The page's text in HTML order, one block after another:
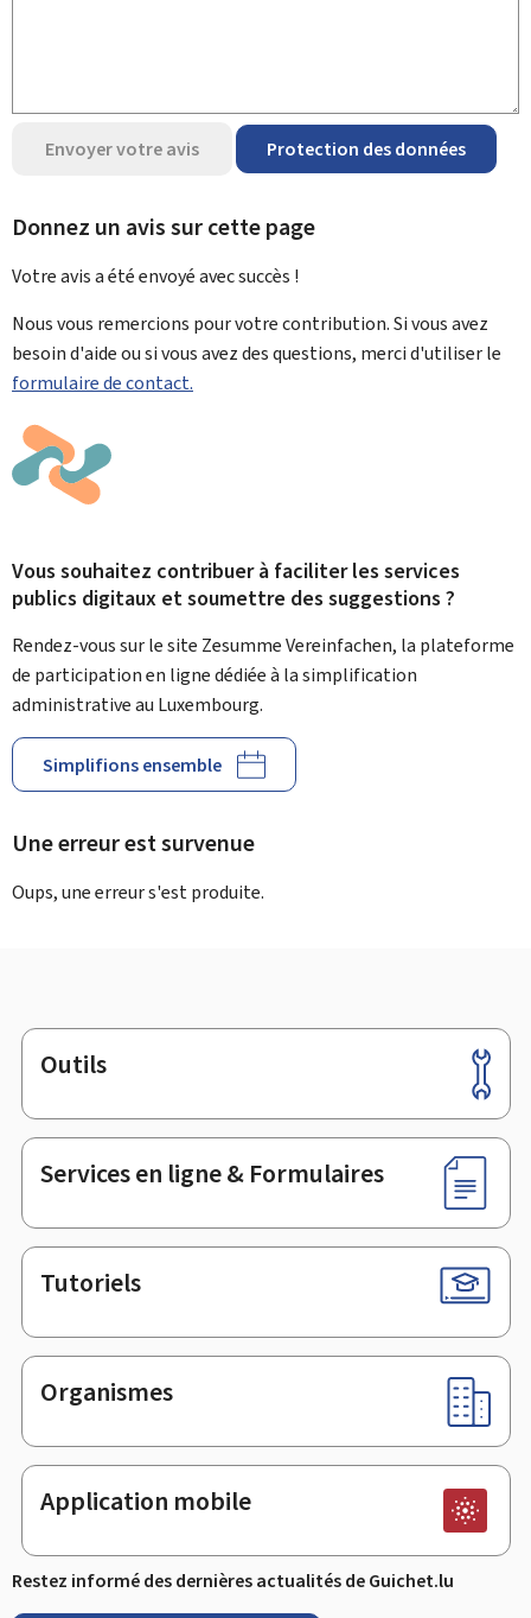
Envoyer votre avis Protection des données
Donnez un avis sur cette page
Votre avis a été envoyé avecsuccès !
Nous vous remercions pour votre contribution. Si vous avez
besoin d'aide ou si vous avez des questions, merci d'utiliser le
formulaire de contact.
Vous souhaitez contribuer à faciliter les services
publics digitaux et soumettre des suggestions ?
Rendez-vous sur le site Zesumme Vereinfachen, la plateforme
de participation en ligne dédiée à la simplification
administrative au Luxembourg.
Simplifions ensemble
Une erreur est survenue
Oups, une erreur s'est produite.
Pied
de
page
Outils
Services en ligne & Formulaires
Tutoriels
Organismes
Application mobile
Restez informé des dernières actualités de Guichet.lu